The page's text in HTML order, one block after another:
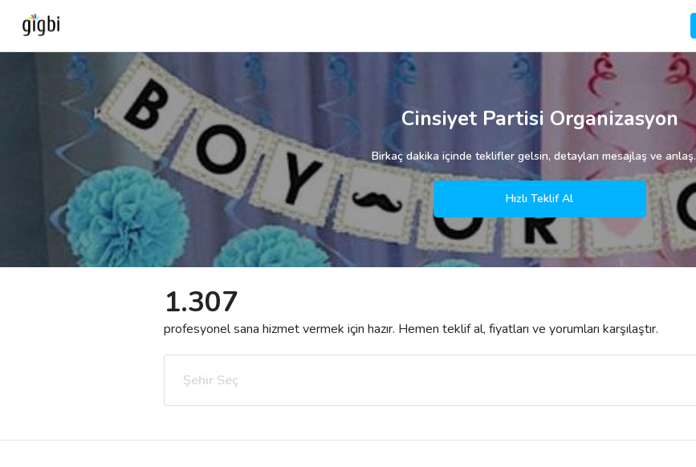
Anasayfa
Kayıt Ol
Kategoriler
Cinsiyet Partisi Organizasyon
Birkaç dakika içinde teklifler gelsin, detayları mesajlaş ve anlaş.
Hızlı Teklif Al
1.307
profesyonel sana hizmet vermek için hazır. Hemen teklif al, fiyatları ve yorumları karşılaştır.
Şehir Seç